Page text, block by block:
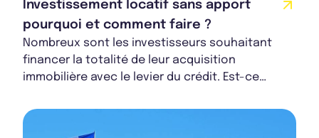
Investissement locatif sans apport
pourquoi et comment faire ?
Nombreux sont les investisseurs souhaitant
financer la totalité de leur acquisition
immobilière avec le levier du crédit. Est-ce
le ré...